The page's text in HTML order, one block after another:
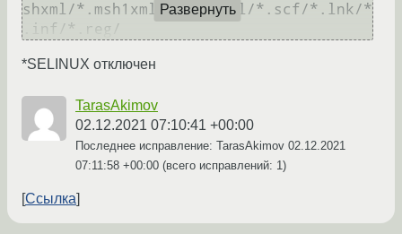
shxml/*.msh1xml/*.msh2xml/*.scf/*.lnk/*
Развернуть
*SELINUX отключен
TarasAkimov
02.12.2021 07:10:41 +00:00
Последнее исправление: TarasAkimov 02.12.2021
07:11:58 +00:00 (всего исправлений: 1)
Ссылка